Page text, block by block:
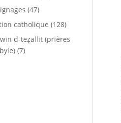
(47)
catholique (128)
d-teẓallit (prières
(7)